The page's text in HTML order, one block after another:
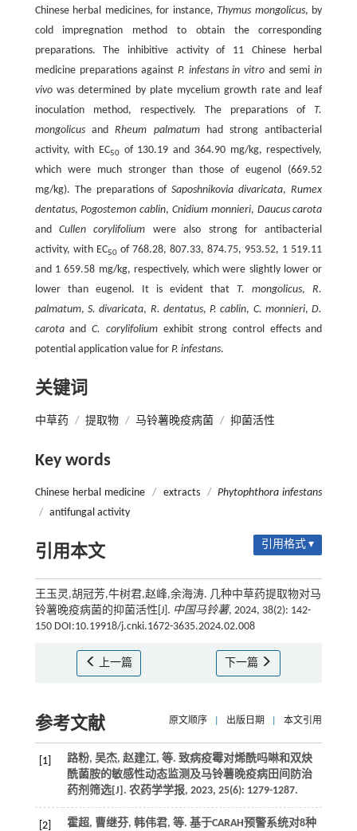
Chinese herbal medicines, for instance,Thymus mongolicus, by
cold impregnation method to obtain the corresponding
preparations. The inhibitive activity of 11 Chinese herbal
medicine preparations against P. infestans in vitro and semiin
vivowas determined by plate mycelium growth rate and leaf
inoculation method, respectively. The preparations ofT.
mongolicusandRheum palmatumhad strong antibacterial
activity, with EC50 of 130.19 and 364.90 mg/kg, respectively,
which were much stronger than those of eugenol (669.52
mg/kg). The preparations ofSaposhnikovia divaricata,Rumex
dentatus,Pogostemon cablin,Cnidium monnieri, Daucus carota
and Cullen corylifolium were also strong for antibacterial
activity, with EC50of 768.28, 807.33, 874.75, 953.52, 1 519.11
and 1 659.58 mg/kg, respectively, which were slightly lower or
lower than eugenol. It is evident thatT. mongolicus,R.
palmatum, S. divaricata, R. dentatus,P. cablin, C. monnieri,D.
carotaandC. corylifoliumexhibit strong control effects and
potential application value for P. infestans.
关键词
中草药 / 提取物 / 马铃薯晚疫病菌 / 抑菌活性
Key words
Chinese herbal medicine / extracts / Phytophthora infestans
/ antifungal activity
引用本文 引用格式 ▾
王玉灵,胡冠芳,牛树君,赵峰,余海涛. 几种中草药提取物对马
铃薯晚疫病菌的抑菌活性[J]. 中国马铃薯, 2024, 38(2): 142-
150 DOI:10.19918/j.cnki.1672-3635.2024.02.008
上一篇 下一篇
参考文献 原文顺序 出版日期 本文引用
[1] 路粉, 吴杰, 赵建江, 等. 致病疫霉对烯酰吗啉和双炔
酰菌胺的敏感性动态监测及马铃薯晚疫病田间防治
药剂筛选[J]. 农药学学报, 2023, 25(6): 1279-1287.
[2] 霍超, 曹继芬, 韩伟君, 等. 基于CARAH预警系统对8种